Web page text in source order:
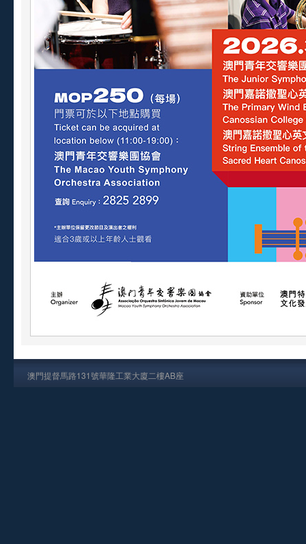
澳門提督馬路131號華隆工業大廈二樓AB座